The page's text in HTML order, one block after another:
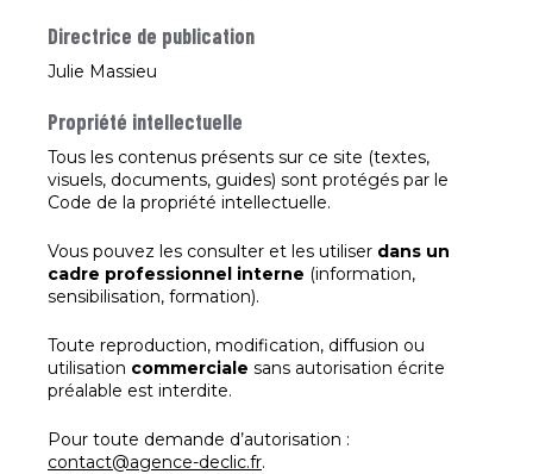
Directrice de publication
Julie Massieu
Propriété intellectuelle
Tous les contenus présents sur ce site (textes,
visuels, documents, guides) sont protégés par le
Code de la propriété intellectuelle.
Vous pouvez les consulter et les utiliser dans un
cadre professionnel interne (information,
sensibilisation, formation).
Toute reproduction, modification, diffusion ou
utilisation commerciale sans autorisation écrite
préalable est interdite.
Pour toute demande d’autorisation :
contact@agence-declic.fr.